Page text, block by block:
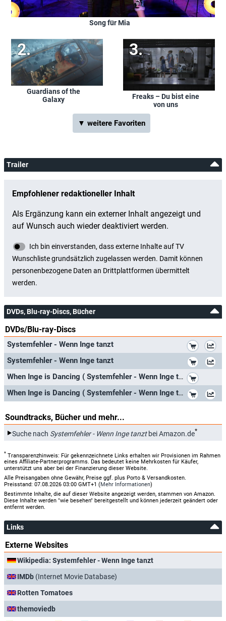
Song für Mia
Guardians of the
Galaxy
Freaks – Du bist eine
von uns
▼ weitere Favoriten
Trailer
DVDs, Blu-ray-Discs, Bücher
DVDs/Blu-ray-Discs
Systemfehler - Wenn Inge tanzt
Systemfehler - Wenn Inge tanzt
When Inge is Dancing ( Systemfehler - Wenn Inge tanzt )
When Inge is Dancing ( Systemfehler - Wenn Inge tanzt ) ( When She's Dancing ) [ NON-USA FORMAT, PAL, Reg.2 Import - Germany ]
Soundtracks, Bücher und mehr...
Suche nach Systemfehler - Wenn Inge tanztbei Amazon.de*
* Transparenzhinweis: Für gekennzeichnete Links erhalten wir Provisionen im Rahmen
eines Affiliate-Partnerprogramms. Das bedeutet keine Mehrkosten für Käufer,
unterstützt uns aber bei der Finanzierung dieser Website.
Alle Preisangaben ohne Gewähr, Preise ggf. plus Porto & Versandkosten.
Preisstand: 07.08.2026 03:00 GMT+1 (Mehr Informationen)
Bestimmte Inhalte, die auf dieser Website angezeigt werden, stammen von Amazon.
Diese Inhalte werden "wie besehen" bereitgestellt und können jederzeit geändert oder
entfernt werden.
Links
Externe Websites
Wikipedia: Systemfehler - Wenn Inge tanzt
IMDb (Internet Movie Database)
Rotten Tomatoes
themoviedb